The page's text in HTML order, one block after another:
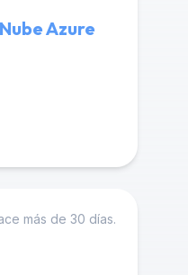
Azure
más de 30 días.